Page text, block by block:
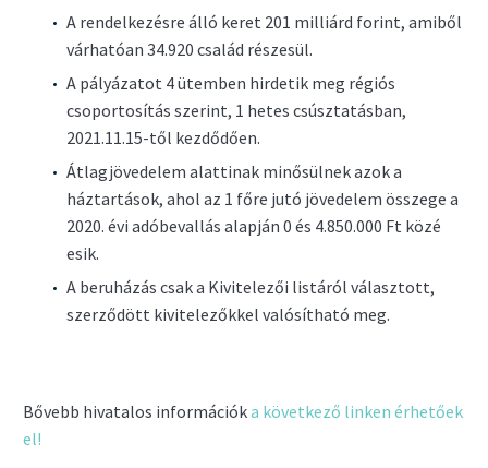
A rendelkezésre álló keret 201 milliárd forint, amiből
várhatóan 34.920 család részesül.
A pályázatot 4 ütemben hirdetik meg régiós
csoportosítás szerint, 1 hetes csúsztatásban,
2021.11.15-től kezdődően.
Átlagjövedelem alattinak minősülnek azok a
háztartások, ahol az 1 főre jutó jövedelem összege a
2020. évi adóbevallás alapján 0 és 4.850.000 Ft közé
esik.
A beruházás csak a Kivitelezői listáról választott,
szerződött kivitelezőkkel valósítható meg.
Bővebb hivatalos információka következő linken érhetőek
el!